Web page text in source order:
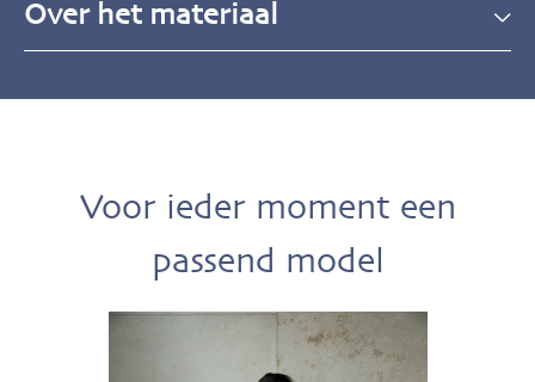
Over het materiaal
Voor ieder moment een
passend model